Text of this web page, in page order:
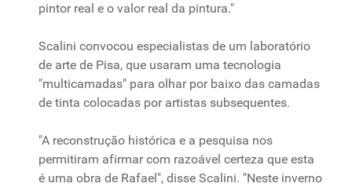
pintor real e o valor real da pintura."
Scalini convocou especialistas de um laboratório
de arte de Pisa, que usaram uma tecnologia
"multicamadas" para olhar porbaixo das camadas
de tinta colocadas porartistas subsequentes.
"A reconstrução histórica e a pesquisa nos
permitiram afirmar com razoável certeza que esta
é uma obra de Rafael", disse Scalini. "Neste inverno